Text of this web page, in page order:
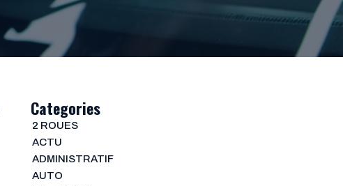
Categories
2 ROUES
ACTU
ADMINISTRATIF
AUTO